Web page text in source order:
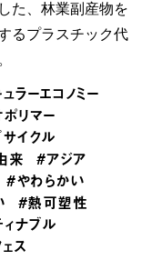
た、林業副産物を
るプラスチック代
ラーエコノミー
リマー
イクル
来
#アジア
#やわらかい
#熱可塑性
ナブル
ス